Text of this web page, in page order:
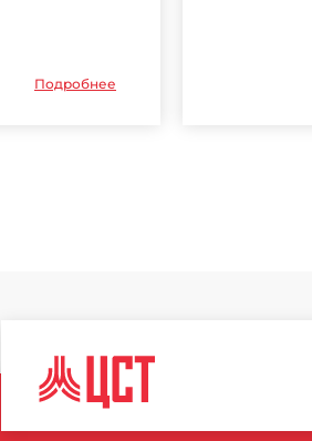
Подробнее
ЦЕНТР
СПОРТИВНЫХ